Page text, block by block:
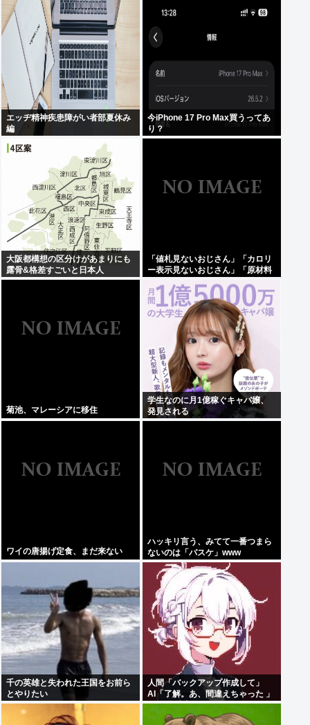
エッヂ精神疾患障がい者部夏休み
編
今iPhone 17 Pro Max買うってあ
り？
大阪都構想の区分けがあまりにも
露骨&格差すごいと日本人
「値札見ないおじさん」「カロリ
ー表示見ないおじさん」「原材料
違うよな？
菊池、マレーシアに移住
学生なのに月1億稼ぐキャバ嬢、
発見される
ワイの唐揚げ定食、まだ来ない
ハッキリ言う、みてて一番つまら
ないのは「バスケ」www
千の英雄と失われた王国をお前ら
とやりたい
人間「バックアップ作成して」
AI「了解。あ、間違えちゃった 」
HDD全消去